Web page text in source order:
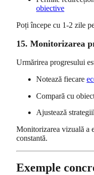
obiective
Poți începe cu 1-2 zile
15. Monitorizarea
Urmărirea progresului
Notează fiecare
Compară cu
Ajustează
Monitorizarea vizuală a
constantă.
Exemple